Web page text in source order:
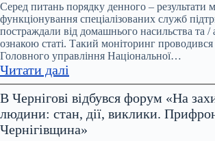
України
та
ООН
Жінки
в
Україні
Серед питань порядку денного – результати
функціонування спеціалізованих служб
постраждали від домашнього насильства та /
ознакою статі. Такий моніторинг
Головного управління Національної…
Читати далі
Відбулося
чергове
засідання
Міжвідомчої
В Чернігові відбувся форум «На
людини: стан, дії, виклики.
Чернігівщина»